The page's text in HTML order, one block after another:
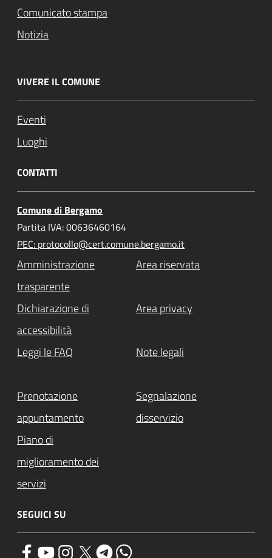
Comunicato stampa
Notizia
VIVERE IL COMUNE
Eventi
Luoghi
CONTATTI
Comune di Bergamo
Partita IVA: 00636460164
PEC: protocollo@cert.comune.bergamo.it
Amministrazione
trasparente
Area riservata
Dichiarazione di
accessibilità
Area privacy
Leggi le FAQ Note legali
Prenotazione
appuntamento
Segnalazione
disservizio
Piano di
miglioramento dei
servizi
SEGUICI SU